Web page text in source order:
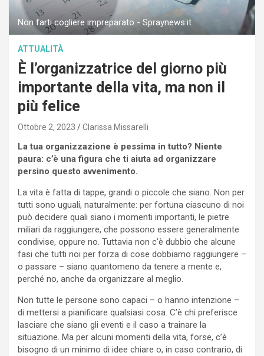
Non farti cogliere impreparato - Spraynews.it
ATTUALITÀ
È l’organizzatrice del giorno più
importante della vita, ma non il
più felice
Ottobre 2, 2023 Clarissa Missarelli
La tua organizzazione è pessima in tutto? Niente
paura: c’è una figura che ti aiuta ad organizzare
persino questo avvenimento.
La vita è fatta di tappe, grandi o piccole che siano. Non per
tutti sono uguali, naturalmente: per fortuna ciascuno di noi
può decidere quali siano i momenti importanti, le pietre
miliari da raggiungere, che possono essere generalmente
condivise, oppure no. Tuttavia non c’è dubbio che alcune
fasi che tutti noi per forza di cose dobbiamo raggiungere –
o passare – siano quantomeno da tenere a mente e,
perché no, anche da organizzare al meglio.
Non tutte le persone sono capaci – o hanno intenzione –
di mettersi a pianificare qualsiasi cosa. C’è chi preferisce
lasciare che siano gli eventi e il caso a trainare la
situazione. Ma per alcuni momenti della vita, forse, c’è
bisogno di un minimo di idee chiare o, in caso contrario, di